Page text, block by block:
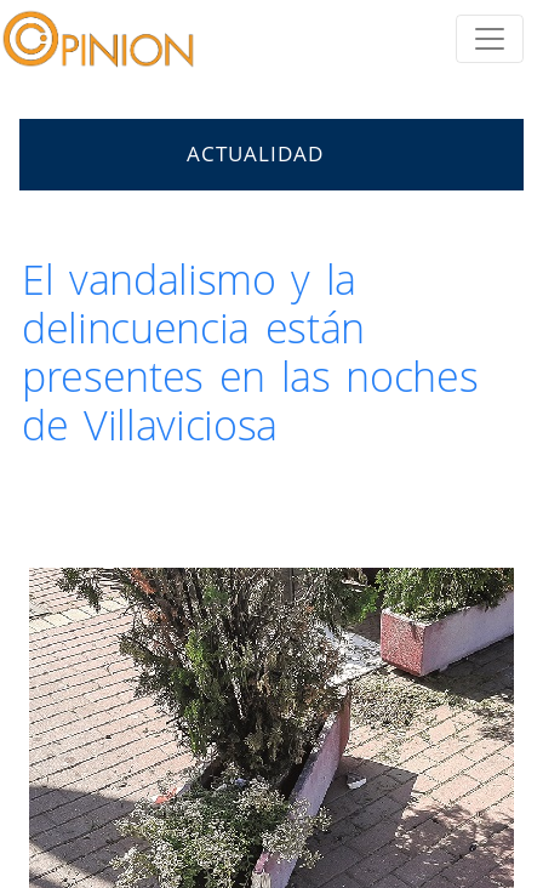
ACTUALIDAD
El vandalismo y la
delincuencia están
presentes en las noches
de Villaviciosa